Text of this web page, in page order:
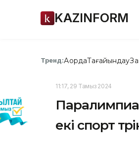
KAZINFORM
Тренд:АқордаТағайындау
11:17, 29 Тамыз 2024
екі спорт